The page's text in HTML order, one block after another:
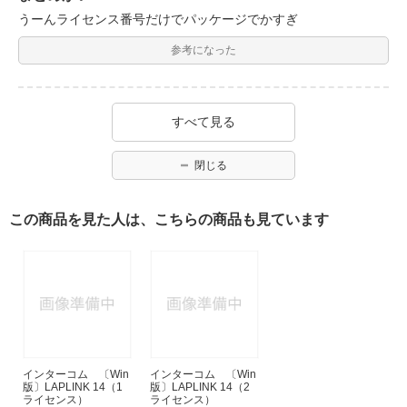
うーんライセンス番号だけでパッケージでかすぎ
参考になった
すべて見る
閉じる
この商品を見た人は、こちらの商品も見ています
インターコム 〔Win
版〕LAPLINK 14（1
ライセンス）
インターコム 〔Win
版〕LAPLINK 14（2
ライセンス）